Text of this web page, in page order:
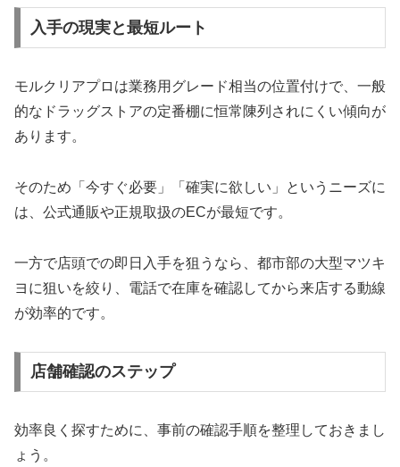
入手の現実と最短ルート
モルクリアプロは業務用グレード相当の位置付けで、一般
的なドラッグストアの定番棚に恒常陳列されにくい傾向が
あります。
そのため「今すぐ必要」「確実に欲しい」というニーズに
は、公式通販や正規取扱のECが最短です。
一方で店頭での即日入手を狙うなら、都市部の大型マツキ
ヨに狙いを絞り、電話で在庫を確認してから来店する動線
が効率的です。
店舗確認のステップ
効率良く探すために、事前の確認手順を整理しておきまし
ょう。